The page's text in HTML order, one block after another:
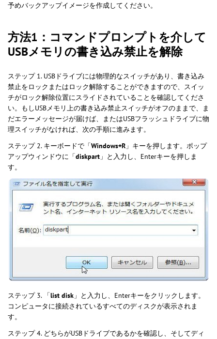
予めバックアップイメージを作成してください。
方法1：コマンドプロンプトを介して
USBメモリの書き込み禁止を解除
ステップ 1. USBドライブには物理的なスイッチがあり、書き込み
禁止をロックまたはロック解除することができますので、スイッ
チがロック解除位置にスライドされていることを確認してくださ
い。もしUSBメモリ上の書き込み禁止スイッチがオフのままで、ま
だエラーメッセージが届けば、またはUSBフラッシュドライブに物
理スイッチがなければ、次の手順に進みます。
ステップ 2. キーボードで「Windows+R 」キーを押します。ポップ
アップウィンドウに「diskpart 」と入力し、Enterキーを押しま
す。
ステップ 3. 「list disk 」と入力し、Enterキーをクリックします。
コンピュータに接続されているすべてのディスクが表示されま
す。
ステップ 4. どちらがUSBドライブであるかを確認し、そしてディ